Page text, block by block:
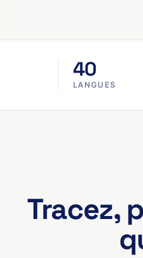
40
LANGUES
Tracez,